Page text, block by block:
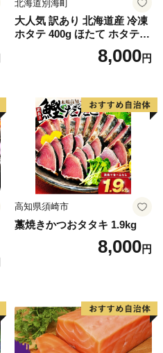
北海道別海町
大人気 訳あり 北海道産 冷凍
ホタテ 400g ほたて ホタテ
8,000円
高知県須崎市
藁焼きかつおタタキ 1.9kg
8,000円